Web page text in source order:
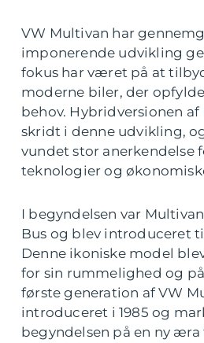
VW Multivan har
imponerende udvikling
fokus har været på at
moderne biler, der
behov. Hybridversionen
skridt i denne udvikling,
vundet stor anerkendelse
teknologier og
I begyndelsen var
Bus og blev introduceret
Denne ikoniske model
for sin rummelighed og
første generation af VW
introduceret i 1985 og
begyndelsen på en ny æra